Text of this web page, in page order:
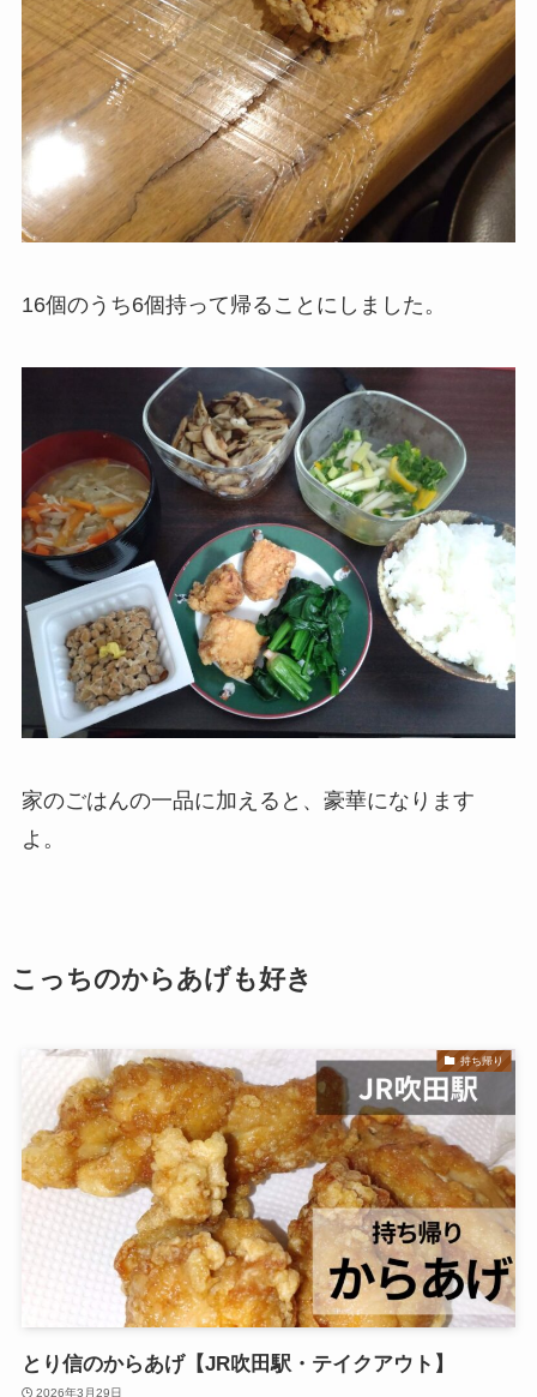
16個のうち6個持って帰ることにしました。
家のごはんの一品に加えると、豪華になります
よ。
こっちのからあげも好き
持ち帰り
とり信のからあげ【JR吹田駅・テイクアウト】
2026年3月29日